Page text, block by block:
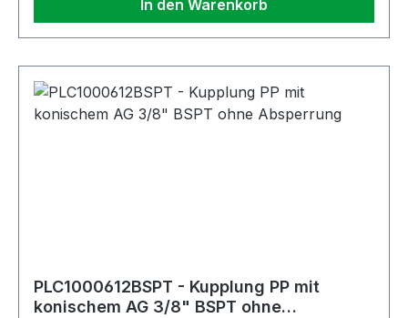
In den Warenkorb
PLC1000612BSPT - Kupplung PP mit
konischem AG 3/8" BSPT ohne